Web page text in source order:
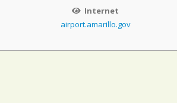
Internet
airport.amarillo.gov